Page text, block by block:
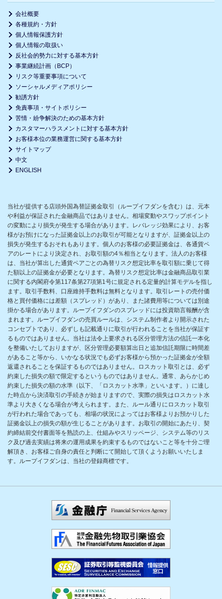
会社概要
各種規約・方針
個人情報保護方針
個人情報の取扱い
反社会的勢力に対する基本方針
事業継続計画（BCP）
リスク等重要事項について
ソーシャルメディアポリシー
勧誘方針
免責事項・サイトポリシー
苦情・紛争解決のための基本方針
カスタマーハラスメントに対する基本方針
お客様本位の業務運営に関する基本方針
サイトマップ
中文
ENGLISH
当社が提供する店頭外国為替証拠金取引（ループイフダンを含む）は、元本
や利益が保証された金融商品ではありません。相場変動やスワップポイント
の変動により損失が発生する場合があります。レバレッジ効果により、お客
様がお預けになった証拠金以上のお取引が可能となりますが、証拠金以上の
損失が発生するおそれもあります。個人のお客様の必要証拠金は、各通貨ペ
アのレートにより決定され、お取引額の4％相当となります。法人のお客様
は、当社が算出した通貨ペアごとの為替リスク想定比率を取引額に乗じて得
た額以上の証拠金が必要となります。為替リスク想定比率は金融商品取引業
に関する内閣府令第117条第27項第1号に規定される定量的計算モデルを指し
ます。取引手数料、口座維持手数料は無料となります。取引レートの売付価
格と買付価格には差額（スプレッド）があり、また諸費用等については別途
掛かる場合があります。ループイフダンのスプレッドには投資助言報酬が含
まれます。ループイフダンの売買ルールは、システム制作者より開示された
コンセプトであり、必ずしも記載通りに取引が行われることを当社が保証す
るものではありません。当社は法令上要求される区分管理方法の信託一本化
を整備いたしておりますが、区分管理必要額算出日と追加信託期限に時間差
があること等から、いかなる状況でも必ずお客様から預かった証拠金が全額
返還されることを保証するものではありません。ロスカット取引とは、必ず
約束した損失の額で限定するというものではありません。通常、あらかじめ
約束した損失の額の水準（以下、「ロスカット水準」といいます。）に達し
た時点から決済取引の手続きが始まりますので、実際の損失はロスカット水
準より大きくなる場合が考えられます。また、ルール通りにロスカット取引
が行われた場合であっても、相場の状況によってはお客様よりお預かりした
証拠金以上の損失の額が生じることがあります。お取引の開始にあたり、契
約締結前交付書面等を熟読の上、仕組みやスリッページ、システム等のリス
ク及び過去実績は将来の運用成果を約束するものではないこと等を十分ご理
解頂き、お客様ご自身の責任と判断にて開始して頂くようお願いいたしま
す。ループイフダンは、当社の登録商標です。